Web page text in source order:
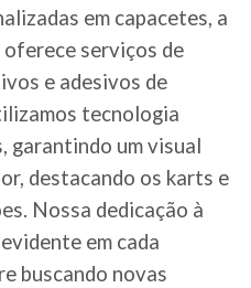
em capacetes, a
serviços de
e adesivos de
tecnologia
garantindo um visual
destacando os karts e
Nossa dedicação à
em cada
buscando novas